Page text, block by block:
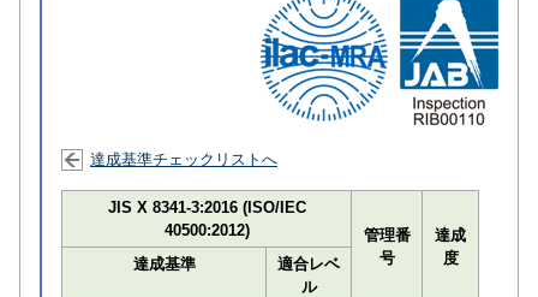
達成基準チェックリストへ
JIS X 8341-3:2016 (ISO/IEC
40500:2012)
管理番
号
達成
度
達成基準
適合レベ
ル